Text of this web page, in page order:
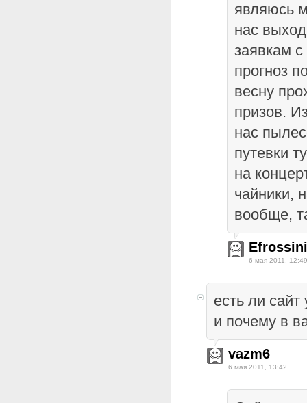
являюсь
нас
заявкам
прогноз
весну
призов.
нас
путевки
на
чайники,
вообще,
6 мая 2011, 12:49
есть ли сайт
и почему в
vazm6
6 мая 2011, 13:42